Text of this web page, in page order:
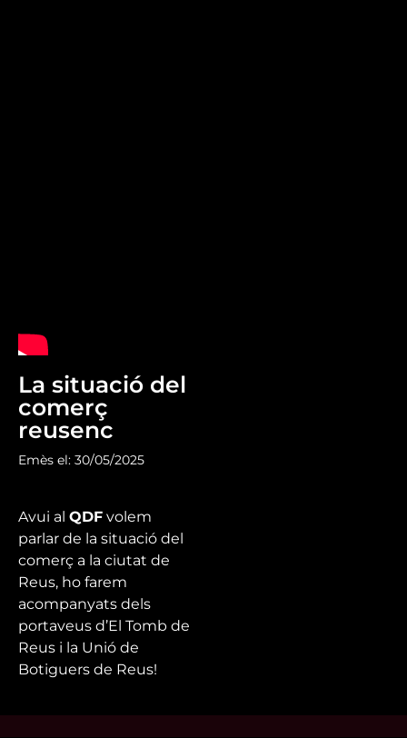
La situació del
comerç
reusenc
Emès el: 30/05/2025
Avui al QDF volem
parlar de la situació del
comerç a la ciutat de
Reus, ho farem
acompanyats dels
portaveus d’El Tomb de
Reus i la Unió de
Botiguers de Reus!